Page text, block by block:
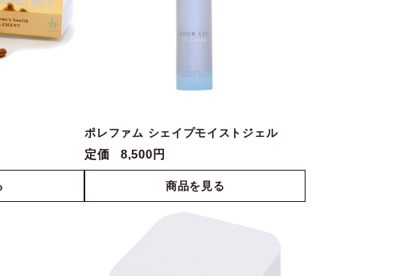
ポレファム シェイプモイストジェル
定価 8,500円